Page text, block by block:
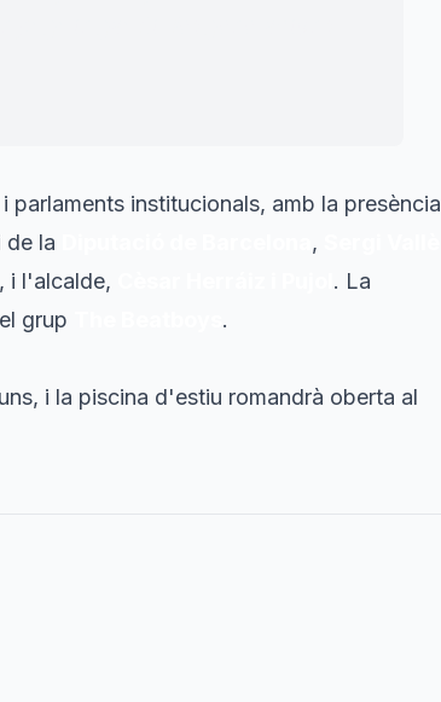
institucionals, amb la presència
de la
,
, i l'alcalde,
. La
grup
.
i la piscina d'estiu romandrà oberta al